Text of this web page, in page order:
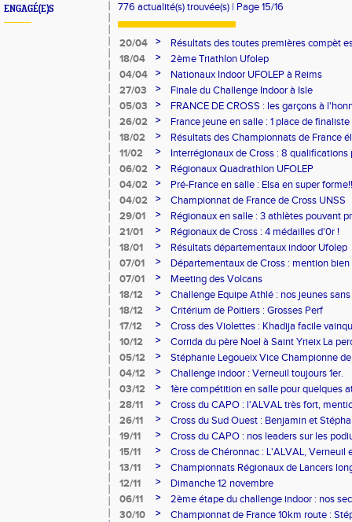
ENGAGÉ(E)S 776 actualité(s) trouvée(s) | Page 15/16
20/04 >
Résultats des toutes premières compèt
18/04
>
2ème Triathlon Ufolep
04/04
>
Nationaux Indoor UFOLEP à Reims
27/03
>
Finale du Challenge Indoor à Isle
05/03
>
FRANCE DE CROSS : les garçons à
26/02
>
France jeune en salle : 1 place de
18/02
>
Résultats des Championnats de France
11/02
>
Interrégionaux de Cross : 8 qualifications
06/02
>
Régionaux Quadrathlon UFOLEP
04/02
>
Pré-France en salle : Elsa en super
04/02
>
Championnat de France de Cross UNSS
29/01
>
Régionaux en salle : 3 athlètes pouvant
frances !
21/01 >
Régionaux de Cross : 4 médailles d'0r !
18/01
>
Résultats départementaux indoor Ufolep
07/01
>
Départementaux de Cross : mention bien
07/01
>
Meeting des Volcans
18/12
>
Challenge Equipe Athlé : nos jeunes
département !
18/12 >
Critérium de Poitiers : Grosses Perf
17/12
>
Cross des Violettes : Khadija facile
10/12
>
Corrida du père Noel à Saint Yrieix La
05/12
>
Stéphanie Legoueix Vice Championne
04/12
>
Challenge indoor : Verneuil toujours 1er.
03/12
>
1ère compétition en salle pour quelques
28/11
>
Cross du CAPO : l'ALVAL très fort,
et Verneuil athlétisme
26/11 >
Cross du Sud Ouest : Benjamin et
19/11
>
Cross du CAPO : nos leaders sur les
15/11
>
Cross de Chéronnac : L'ALVAL, Verneuil
efficaces en cross qu'en salle.
13/11 >
Championnats Régionaux de Lancers
12/11
>
Dimanche 12 novembre
06/11
>
2ème étape du challenge indoor : nos
aussi performantes
30/10 >
Championnat de France 10km route :